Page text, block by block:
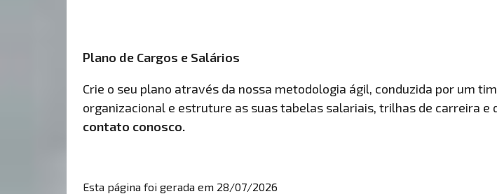
Plano de Cargos e Salários
Crie o seu plano através da nossa metodologia ágil, conduzida por um
organizacional e estruture as suas tabelas salariais, trilhas de carreira
contato conosco.
Esta página foi gerada em 28/07/2026